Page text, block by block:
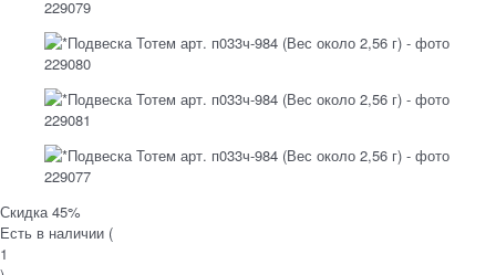
Скидка 45%
Есть в наличии (
1